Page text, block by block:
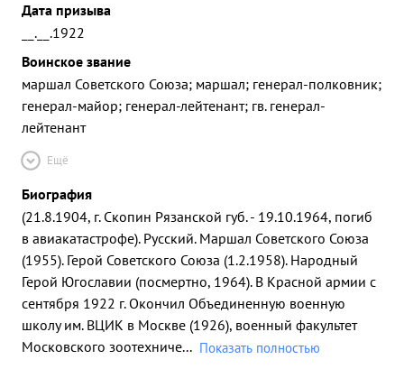
Дата призыва
__.__.1922
Воинское звание
маршал Советского Союза; маршал; генерал-полковник;
генерал-майор; генерал-лейтенант; гв. генерал-
лейтенант
Ещё
Биография
(21.8.1904, г. Скопин Рязанской губ. - 19.10.1964, погиб
в авиакатастрофе). Русский. Маршал Советского Союза
(1955). Герой Советского Союза (1.2.1958). Народный
Герой Югославии (посмертно, 1964). В Красной армии с
сентября 1922 г. Окончил Объединенную военную
школу им. ВЦИК в Москве (1926), военный факультет
Московского зоотехниче... Показать полностью